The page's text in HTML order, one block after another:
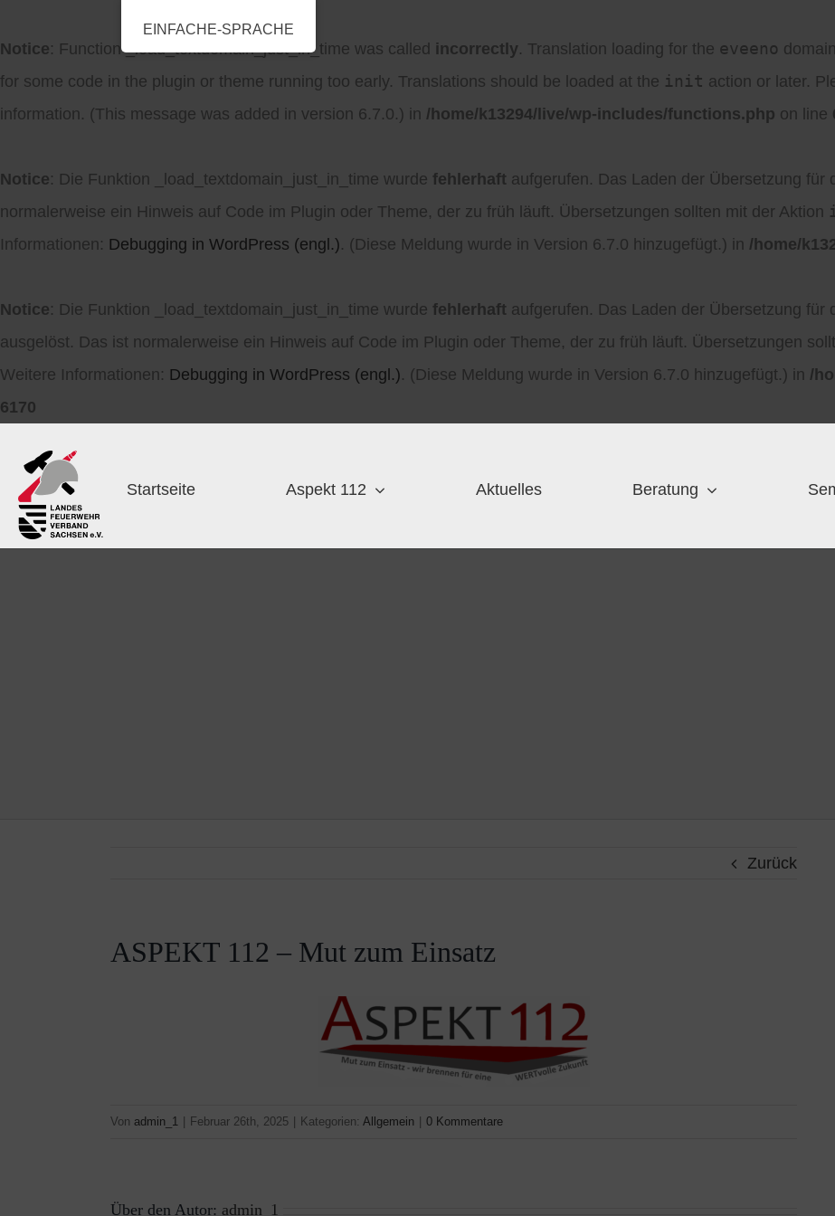
Notice: Function _load_textdomain_just_in_time was called incorrectly. Translation loading for the eveeno
for some code in the plugin or theme running too early. Translations should be loaded at the init action or later.
information. (This message was added in version 6.7.0.) in /home/k13294/live/wp-includes/functions.php on line
Notice: Die Funktion _load_textdomain_just_in_time wurde fehlerhaft aufgerufen. Das Laden der Übersetzung für
normalerweise ein Hinweis auf Code im Plugin oder Theme, der zu früh läuft. Übersetzungen sollten mit der Aktion
Informationen: Debugging in WordPress (engl.). (Diese Meldung wurde in Version 6.7.0 hinzugefügt.) in /home/
Notice: Die Funktion _load_textdomain_just_in_time wurde fehlerhaft aufgerufen. Das Laden der Übersetzung für
ausgelöst. Das ist normalerweise ein Hinweis auf Code im Plugin oder Theme, der zu früh läuft. Übersetzungen
Weitere Informationen: Debugging in WordPress (engl.). (Diese Meldung wurde in Version 6.7.0 hinzugefügt.) in /
6170
Inhalt
springen
Startseite Aspekt 112 Aktuelles Beratung
Zurück
ASPEKT 112 – Mut zum Einsatz
Von admin_1 Februar 26th, 2025 Kategorien: Allgemein 0 Kommentare
Über den Autor: admin_1
EINFACHE-SPRACHE